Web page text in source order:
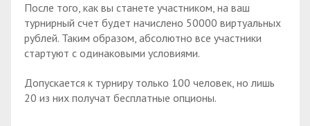
После того, как вы станете участником, на ваш
турнирный счет будет начислено 50000 виртуальных
рублей. Таким образом, абсолютно все участники
стартуют с одинаковыми условиями.
Допускается к турниру только 100 человек, но лишь
20 из них получат бесплатные опционы.